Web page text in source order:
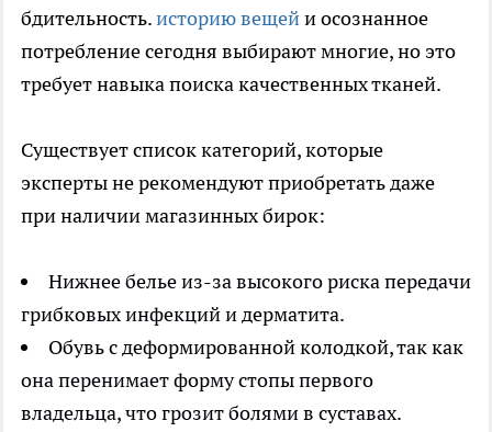
бдительность.историю вещейи осознанное
потребление сегодня выбирают многие, но это
требует навыка поиска качественных тканей.
Существует список категорий, которые
эксперты не рекомендуют приобретать даже
при наличии магазинных бирок:
Нижнее белье из-за высокого риска передачи
грибковых инфекций и дерматита.
Обувь с деформированной колодкой, так как
она перенимает форму стопы первого
владельца, что грозит болями в суставах.